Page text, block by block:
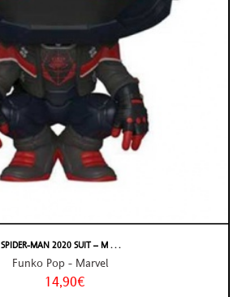
SPIDER-MAN 2020 SUIT – M . . .
Funko Pop - Marvel
14,90€